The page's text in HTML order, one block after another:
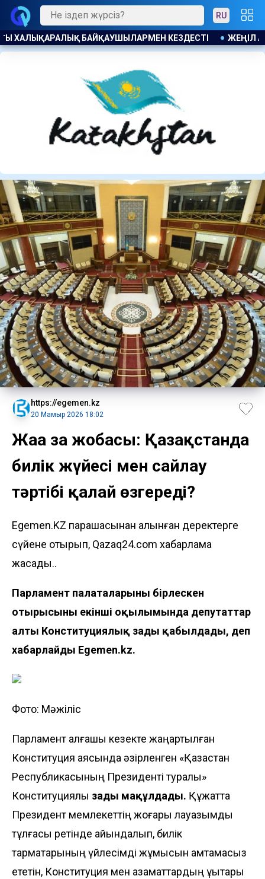
RU
ЖЕҢІЛ АТЛЕТИКАДАН АҚШ ТА ӨТЕТІН U20
https://egemen.kz
20 Мамыр 2026 18:02
Жаңа заң жобасы: Қазақстанда
билік жүйесі мен сайлау
тәртібі қалай өзгереді?
Egemen.KZ парақшасынан алынған деректерге
сүйене отырып, Qazaq24.com хабарлама
жасады..
Парламент палаталарының бірлескен
отырысының екінші оқылымында депутаттар
алты Конституциялық заңды қабылдады, деп
хабарлайды Egemen.kz.
Фото: Мәжіліс
Парламент алғашқы кезекте жаңартылған
Конституция аясында әзірленген «Қазақстан
Республикасының Президенті туралы»
Конституциялық заңды мақұлдады. Құжатта
Президент мемлекеттің жоғары лауазымды
тұлғасы ретінде айқындалып, билік
тармақтарының үйлесімді жұмысын қамтамасыз
ететін, Конституция мен азаматтардың құқықтары